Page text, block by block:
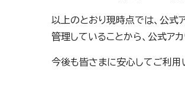
以上のとおり現時点では、公式
管理していることから、公式ア
今後も皆さまに安心してご利用